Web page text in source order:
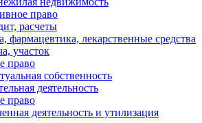
право
расчеты
фармацевтика, лекарственные средства
участок
право
собственность
деятельность
право
деятельность и утилизация